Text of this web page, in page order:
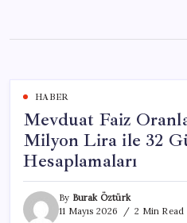
content
HABER
Mevduat Faiz
Milyon Lira ile 32
Hesaplamaları
By Burak Öztürk
11 Mayıs 2026
2 Min Read